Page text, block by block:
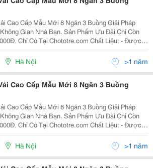
Cao Cấp Mẫu Mới 8 Ngăn 3 Buồng Giải Pháp
Gian Nhà Bạn. Sản Phẩm Ưu Đãi Chỉ Còn
Chỉ Có Tại Chototre.com Chất Liệu: - Được
Chất Liệu Vải Cao Cấp Bền Theo Thời Gian. -
Khung Thanh Thép Chắc Chắn, Khôn
Hà Nội >1 năm
Cao Cấp Mẫu Mới 8 Ngăn 3 Buồng
Cao Cấp Mẫu Mới 8 Ngăn 3 Buồng Giải Pháp
Gian Nhà Bạn. Sản Phẩm Ưu Đãi Chỉ Còn
Chỉ Có Tại Chototre.com Chất Liệu: - Được
Chất Liệu Vải Cao Cấp Bền Theo Thời Gian. -
Khung Thanh Thép Chắc Chắn, Không R
Hà Nội >1 năm